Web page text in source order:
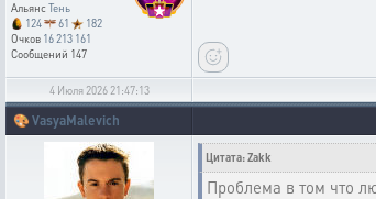
АльянсТень
124
61
182
Очков 16 213 161
Сообщений 147
4 Июля 2026 21:47:13
🎨 VasyaMalevich
Цитата: Zakk
Проблема в том что